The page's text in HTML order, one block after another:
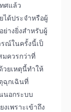
ศแล้ว
ด้ประจำหรือผู้
ย่างยิ่งสำหรับผู้
รณ์ในครั้งนี้เป็
มควรกว่าที่
วยเหตุนี้ทำให้
ฉุกเฉินที่
นอกระบบ
เพราะเข้าถึง